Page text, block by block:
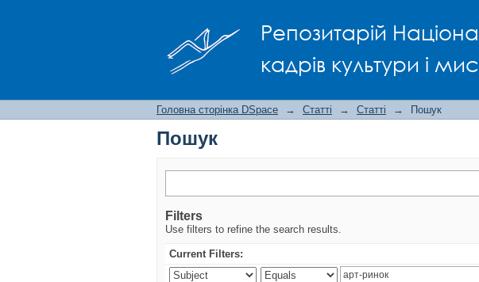
Репозитарій
кадрів культури і
Головна сторінка DSpace → Статті → Статті → Пошук
Пошук
Filters
Use filters to refine the search results.
Current Filters: